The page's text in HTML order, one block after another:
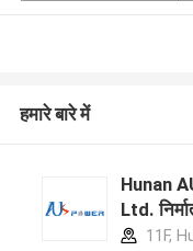
हमारे बारे में
Hunan
Ltd.
11F,